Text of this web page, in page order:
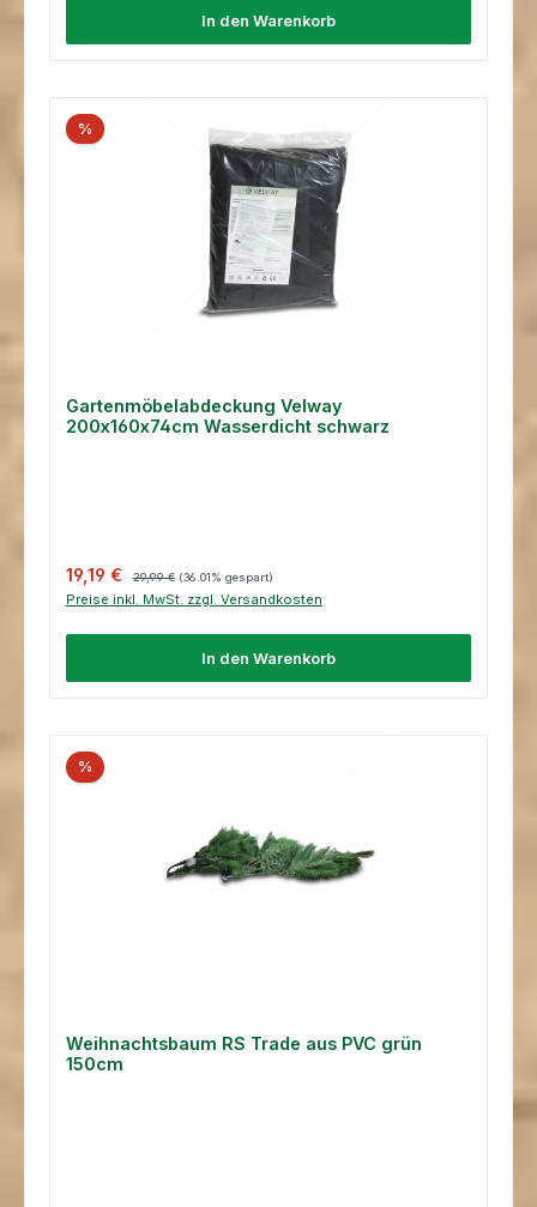
In den Warenkorb
%
Gartenmöbelabdeckung Velway
200x160x74cm Wasserdicht schwarz
Verkaufspreis:
19,19 € Regulärer Preis:
29,99 € (36.01% gespart)
Preise inkl. MwSt. zzgl. Versandkosten
In den Warenkorb
%
Weihnachtsbaum RS Trade aus PVC grün
150cm